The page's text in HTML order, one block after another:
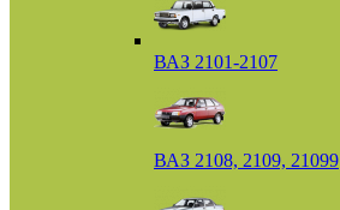
ВАЗ 2101-2107
ВАЗ 2108, 2109, 21099